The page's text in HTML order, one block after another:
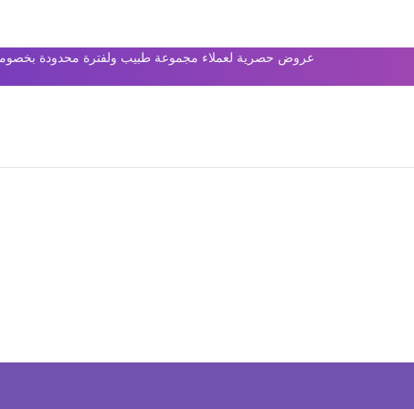
عروض حصرية لعملاء مجموعة طبيب ولفترة محدودة بخصومات